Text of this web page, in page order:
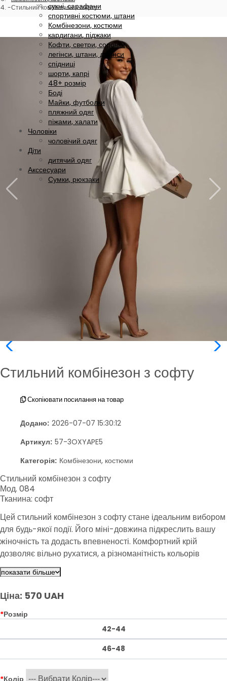
сукні, сарафани
спортивні костюми, штани
Комбінезони, костюми
кардигани, піджаки
Кофти, светри, сорочки
легінси, штани, джинси
спідниці
шорти, капрі
48+ розмір
Боді
Майки, футболки
пляжний одяг
піжами, халати
Чоловіки
чоловічий одяг
Діти
дитячий одяг
Акссесуари
Сумки, рюкзаки
Стильний комбінезон з софту
Стильний комбінезон з софту
Скопіювати посилання на товар
Додано: 2026-07-07 15:30:12
Артикул: 57-3OXYAPE5
Категорія: Комбінезони, костюми
Стильний комбінезон з софту
Мод. 084
Тканина: софт
Цей стильний комбінезон з софту стане ідеальним вибором
для будь-якої події. Його міні-довжина підкреслить вашу
жіночність та додасть впевненості. Комфортний крій
дозволяє вільно рухатися, а різноманітність кольорів
дозволяє підібрати варіант на будь-який смак.
показати більше
Ціна: 570 UAH
*Розмір
42-44
46-48